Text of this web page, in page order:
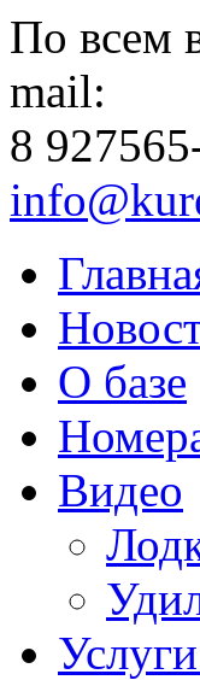
По всем
mail:
8 927
О базе
Видео